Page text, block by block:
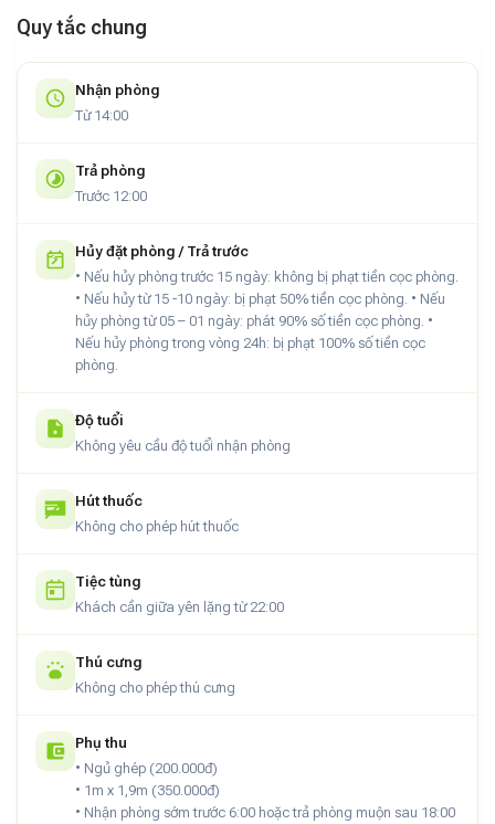
Vị Trí Thuận Lợi
Emopea Mộc Châunằm ngay đầu trung tâm, gần những
khu vực nổi tiếng của Moc Chau, như: đồi chè, thác Dải Yếm,
và các điểm tham quan khác. Vị trí đắc địa giúp bạn dễ dàng
của vùng đất này.
Với không gian sang trọng, tiện nghi hoàn hảo và vị trí thuận
lợi,Emopea Mộc Châu không chỉ là nơi lý tưởng để nghỉ
ngơi, mà còn là một điểm đến tuyệt vời cho những ai muốn
tìm lại sự bình yên trong lòng thiên nhiên. Nếu bạn đang lên kế
hoạch cho một kỳ nghỉ thư giãn, đây chắc chắn là lựa chọn
Quy tắc chung
Nhận phòng
Từ 14:00
Trả phòng
Trước 12:00
Hủy đặt phòng / Trả trước
• Nếu hủy phòng trước 15 ngày: không bị phạt tiền cọc phòng.
• Nếu hủy từ 15 -10 ngày: bị phạt 50% tiền cọc phòng. • Nếu
hủy phòng từ 05 – 01 ngày: phát 90% số tiền cọc phòng. •
Nếu hủy phòng trong vòng 24h: bị phạt 100% số tiền cọc
phòng.
Độ tuổi
Không yêu cầu độ tuổi nhận phòng
Hút thuốc
Không cho phép hút thuốc
Tiệc tùng
Khách cần giữa yên lặng từ 22:00
Thú cưng
Không cho phép thú cưng
Phụ thu
• Ngủ ghép (200.000đ)
• 1m x 1,9m (350.000đ)
• Nhận phòng sớm trước 6:00 hoặc trả phòng muộn sau 18:00